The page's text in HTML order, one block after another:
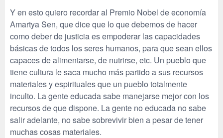
Y en esto quiero recordar al Premio Nobel de economía
Amartya Sen, que dice que lo que debemos de hacer
como deber de justicia es empoderar las capacidades
básicas de todos los seres humanos, para que sean ellos
capaces de alimentarse, de nutrirse, etc. Un pueblo que
tiene cultura le saca mucho más partido a sus recursos
materiales y espirituales que un pueblo totalmente
inculto. La gente educada sabe manejarse mejor con los
recursos de que dispone. La gente no educada no sabe
salir adelante, no sabe sobrevivir bien a pesar de tener
muchas cosas materiales.